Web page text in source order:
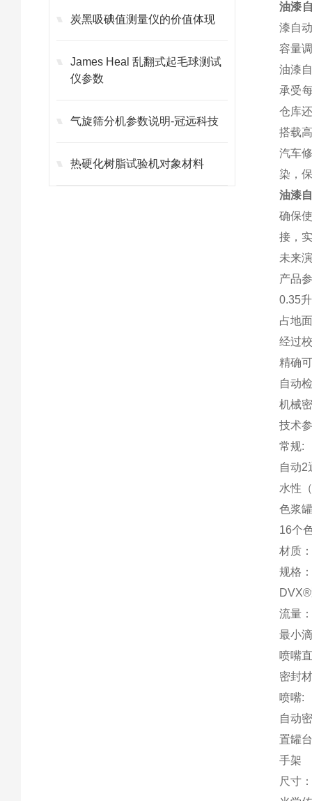
炭黑吸碘值测量仪的价值体现
James Heal 乱翻式起毛球测试
仪参数
气旋筛分机参数说明-冠远科技
热硬化树脂试验机对象材料
油漆
漆自
容量
油漆
承受
仓库
搭载
汽车
染，
油漆
确保
接，
未来
产品
0.35
占地
经过
精确
自动
机械
技术
常规:
自动2
水性
色浆
16个
材质
规格
流量
最小
喷嘴
密封
喷嘴:
自动
置罐
手架
尺寸